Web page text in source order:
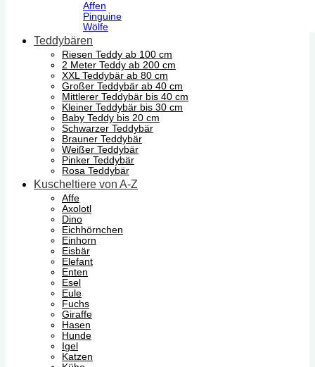
Affen
Pinguine
Wölfe
Teddybären
Riesen Teddy ab 100 cm
2 Meter Teddy ab 200 cm
XXL Teddybär ab 80 cm
Großer Teddybär ab 40 cm
Mittlerer Teddybär bis 40 cm
Kleiner Teddybär bis 30 cm
Baby Teddy bis 20 cm
Schwarzer Teddybär
Brauner Teddybär
Weißer Teddybär
Pinker Teddybär
Rosa Teddybär
Kuscheltiere von A-Z
Affe
Axolotl
Dino
Eichhörnchen
Einhorn
Eisbär
Elefant
Enten
Esel
Eule
Fuchs
Giraffe
Hasen
Hunde
Igel
Katzen